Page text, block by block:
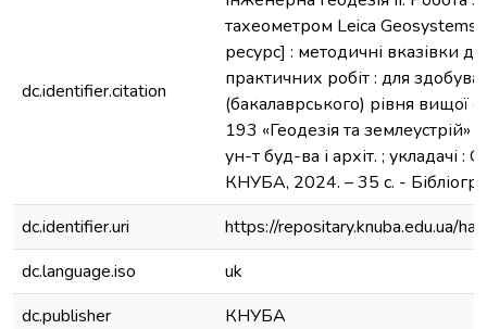
dc.identifier.citation
тахеометром Leica
ресурс] : методичні вказівки
практичних робіт : для
(бакалаврського) рівня вищої
193 «Геодезія та землеустрій»
ун-т буд-ва і архіт. ; укладачі :
КНУБА, 2024. – 35 с. - Бібліогр.
dc.identifier.uri
https://repositary.knuba.edu.ua/
dc.language.iso
uk
dc.publisher
КНУБА